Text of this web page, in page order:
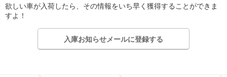
欲しい車が入荷したら、その情報をいち早く獲得することができま
すよ！
入庫お知らせメールに登録する